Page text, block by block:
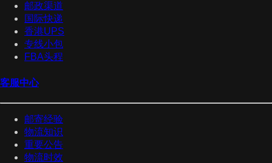
邮政渠道
国际快递
香港UPS
专线小包
FBA头程
客服中心
邮寄经验
物流知识
重要公告
物流时效